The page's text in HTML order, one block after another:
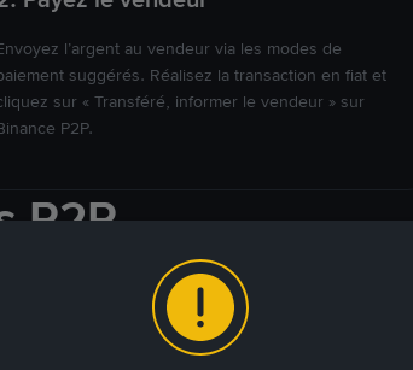
l’argent au vendeur via les modes de
suggérés. Réalisez la transaction en fiat et
sur « Transféré, informer le vendeur » sur
P2P.
P2P